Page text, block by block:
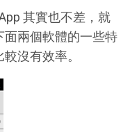
其實也不差，就
面兩個軟體的一些特
沒有效率。